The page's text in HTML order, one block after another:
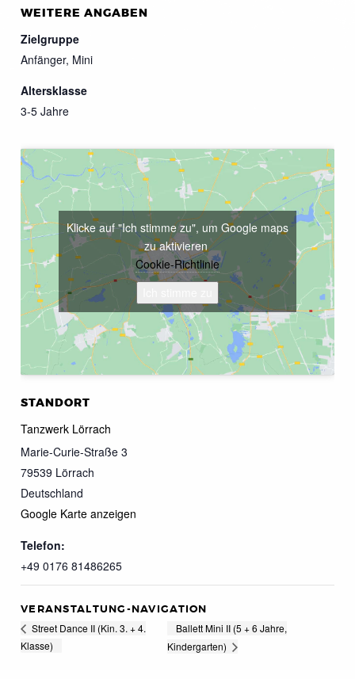
WEITERE ANGABEN
Zielgruppe
Anfänger, Mini
Altersklasse
3-5 Jahre
STANDORT
Tanzwerk Lörrach
Marie-Curie-Straße 3
79539 Lörrach
Deutschland
Google Karte anzeigen
Telefon:
+49 0176 81486265
Klicke auf "Ich stimme zu", um Google maps
zu aktivieren
Cookie-Richtlinie
VERANSTALTUNG-NAVIGATION
Street Dance II (Kin. 3. + 4.
Klasse)
Ballett Mini II (5 + 6 Jahre,
Kindergarten)